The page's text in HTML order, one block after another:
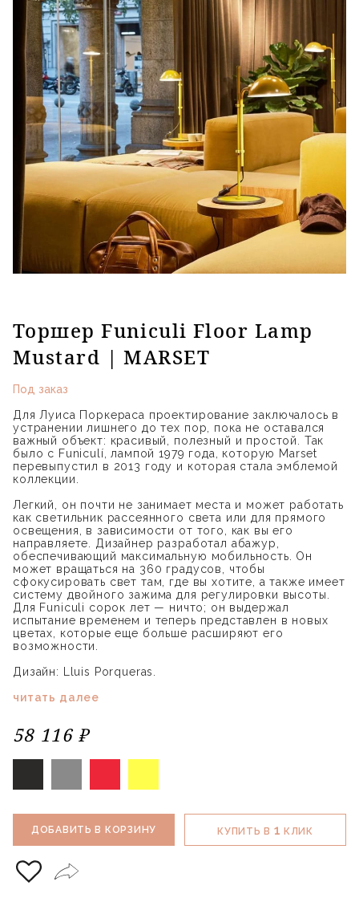
Торшер Funiculi Floor Lamp
Mustard | MARSET
Под заказ
Для Луиса Поркераса проектирование заключалось в
устранении лишнего до тех пор, пока не оставался
важный объект: красивый, полезный и простой. Так
было с Funiculí, лампой 1979 года, которую Marset
перевыпустил в 2013 году и которая стала эмблемой
коллекции.
Легкий, он почти не занимает места и может работать
как светильник рассеянного света или для прямого
освещения, в зависимости от того, как вы его
направляете. Дизайнер разработал абажур,
обеспечивающий максимальную мобильность. Он
может вращаться на 360 градусов, чтобы
сфокусировать свет там, где вы хотите, а также имеет
систему двойного зажима для регулировки высоты.
Для Funiculi сорок лет — ничто; он выдержал
испытание временем и теперь представлен в новых
цветах, которые еще больше расширяют его
возможности.
Дизайн: Lluis Porqueras.
читать далее
58 116 ₽
ДОБАВИТЬ В КОРЗИНУ КУПИТЬ В 1 КЛИК